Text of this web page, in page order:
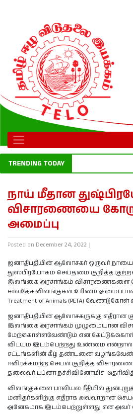
TRENDING TODAY
நாய் மீதான
விசாரணையை கோரும்
அமைப்பு
Posted on December 24, 2022 |
ஜனாதிபதியின் ஆலோசகர் ஒருவர் நாயை
துஸ்பிரயோகம் செய்தமை குறித்த
இலங்கை அரசாங்கம் விசாரணைகளை
சர்வதேச விலங்குகள் உரிமை அமைப்பான
Treatment of Animals (PETA) வேண்டுகோள்
ஜனாதிபதியின் ஆலோசகருக்கு எதிரான
இலங்கை அரசாங்கம் முழுமையான
மேற்கொள்ளவேண்டும் என
விடயம் இடம்பெற்றது உண்மை
சட்டங்களின் கீழ் தண்டனை
ஈவிரக்கமற்ற செயல் குறித்த
தலைவர் டப்னா நச்சிவினோமிச்
விலங்குகளை பாலியல் ரீதியில்
மனிதர்களிற்கு எதிராக அவ்வாறான
அனேகமாக இடம்பெற்றுள்ளது என அவர்